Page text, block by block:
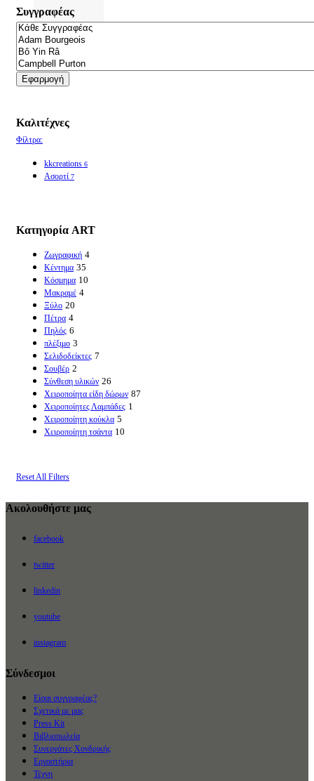
Συγγραφέας
Εφαρμογή
Καλιτέχνες
Φίλτρα:
kkcreations 6
Ασορτί 7
Κατηγορία ART
Ζωγραφική 4
Κέντημα 35
Κόσμημα 10
Μακραμέ 4
Ξύλο 20
Πέτρα 4
Πηλός 6
πλέξιμο 3
Σελιδοδείκτες 7
Σουβέρ 2
Σύνθεση υλικών 26
Χειροποίητα είδη δώρων 87
Χειροποίητες Λαμπάδες 1
Χειροποίητη κούκλα 5
Χειροποίητη τσάντα 10
Reset All Filters
Ακολουθήστε μας
facebook
twitter
linkedin
youtube
instagram
Σύνδεσμοι
Είσαι συγγραφέας?
Σχετικά με μας
Press Kit
Βιβλιοπωλεία
Συνεργάτες Χονδρικής
Εργαστήρια
Τέχνη